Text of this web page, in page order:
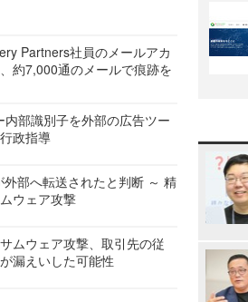
Partners社員のメールアカ
約7,000通のメールで痕跡を
部識別子を外部の広告ツー
政指導
部へ転送されたと判断 ～ 精
ウェア攻撃
ムウェア攻撃、取引先の従
漏えいした可能性